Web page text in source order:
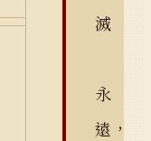
滅
永
遠，